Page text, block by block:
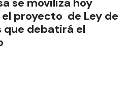
proyecto de Ley de
que debatirá el